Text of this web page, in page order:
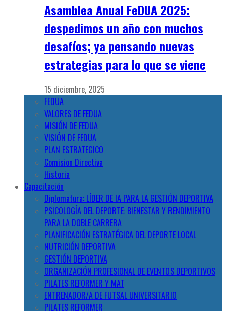
Asamblea Anual FeDUA 2025:
despedimos un año con muchos
desafíos; ya pensando nuevas
estrategias para lo que se viene
15 diciembre, 2025
FEDUA
VALORES DE FEDUA
MISIÓN DE FEDUA
VISIÓN DE FEDUA
PLAN ESTRATEGICO
Comision Directiva
Historia
Capacitación
Diplomatura: LÍDER DE IA PARA LA GESTIÓN DEPORTIVA
PSICOLOGÍA DEL DEPORTE: BIENESTAR Y RENDIMIENTO
PARA LA DOBLE CARRERA
PLANIFICACIÓN ESTRATÉGICA DEL DEPORTE LOCAL
NUTRICIÓN DEPORTIVA
GESTIÓN DEPORTIVA
ORGANIZACIÓN PROFESIONAL DE EVENTOS DEPORTIVOS
PILATES REFORMER Y MAT
ENTRENADOR/A DE FUTSAL UNIVERSITARIO
PILATES REFORMER